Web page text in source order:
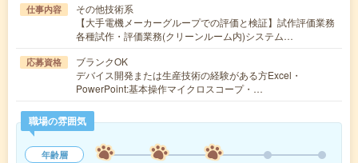
仕事内容
その他技術系
【大手電機メーカーグループでの評価と検証】試作評価業務
各種試作・評価業務(クリーンルーム内)システム…
応募資格
ブランクOK
デバイス開発または生産技術の経験がある方Excel・
PowerPoint:基本操作マイクロスコープ・…
職場の雰囲気
年齢層